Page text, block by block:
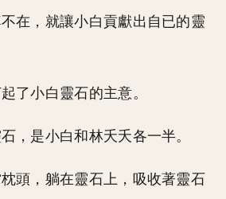
在，就讓小白貢獻出自已的靈
了小白靈石的主意。
，是小白和林夭夭各一半。
頭，躺在靈石上，吸收著靈石